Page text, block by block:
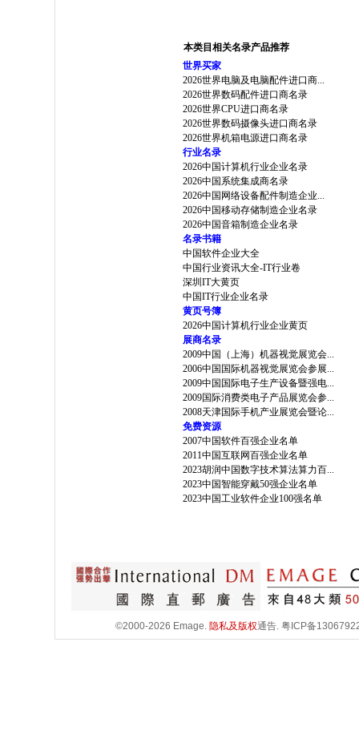
本类目相关名录产品推荐
世界买家
2026世界电脑及电脑配件进口商...
2026世界数码配件进口商名录
2026世界CPU进口商名录
2026世界数码摄像头进口商名录
2026世界机箱电源进口商名录
行业名录
2026中国计算机行业企业名录
2026中国系统集成商名录
2026中国网络设备配件制造企业...
2026中国移动存储制造企业名录
2026中国音箱制造企业名录
名录书籍
中国软件企业大全
中国行业资讯大全-IT行业卷
深圳IT大黄页
中国IT行业企业名录
黄页号簿
2026中国计算机行业企业黄页
展商名录
2009中国（上海）机器视觉展览会...
2006中国国际机器视觉展览会参展...
2009中国国际电子生产设备暨强电...
2009国际消费类电子产品展览会参...
2008天津国际手机产业展览会暨论...
免费资源
2007中国软件百强企业名单
2011中国互联网百强企业名单
2023胡润中国数字技术算法算力百...
2023中国智能穿戴50强企业名单
2023中国工业软件企业100强名单
©2000-2026 Emage. 隐私及版权通告. 粤ICP备